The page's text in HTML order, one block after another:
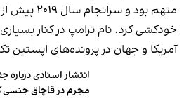
متهم بود و
خودکشی کرد. نام ترامپ در کنار
آمریکا و جهان در پرونده‌های اپستین
انتشار اسنادی درباره
مجرم در قاچاق جنسی